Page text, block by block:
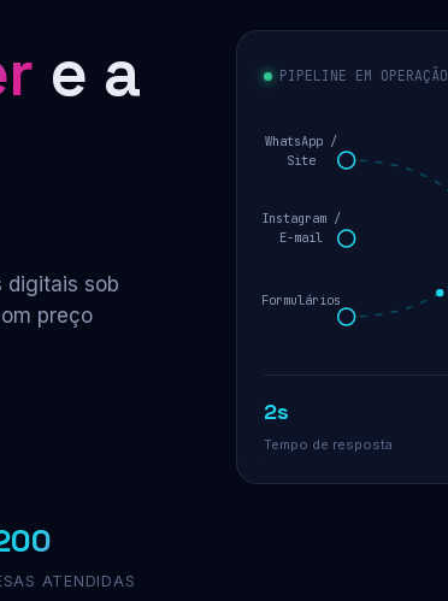
e a
digitais sob
preço
ATENDIDAS
PIPELINE EM OPERAÇÃO
WhatsApp /
Site
Instagram /
E-mail
Formulários
2s
Tempo de resposta